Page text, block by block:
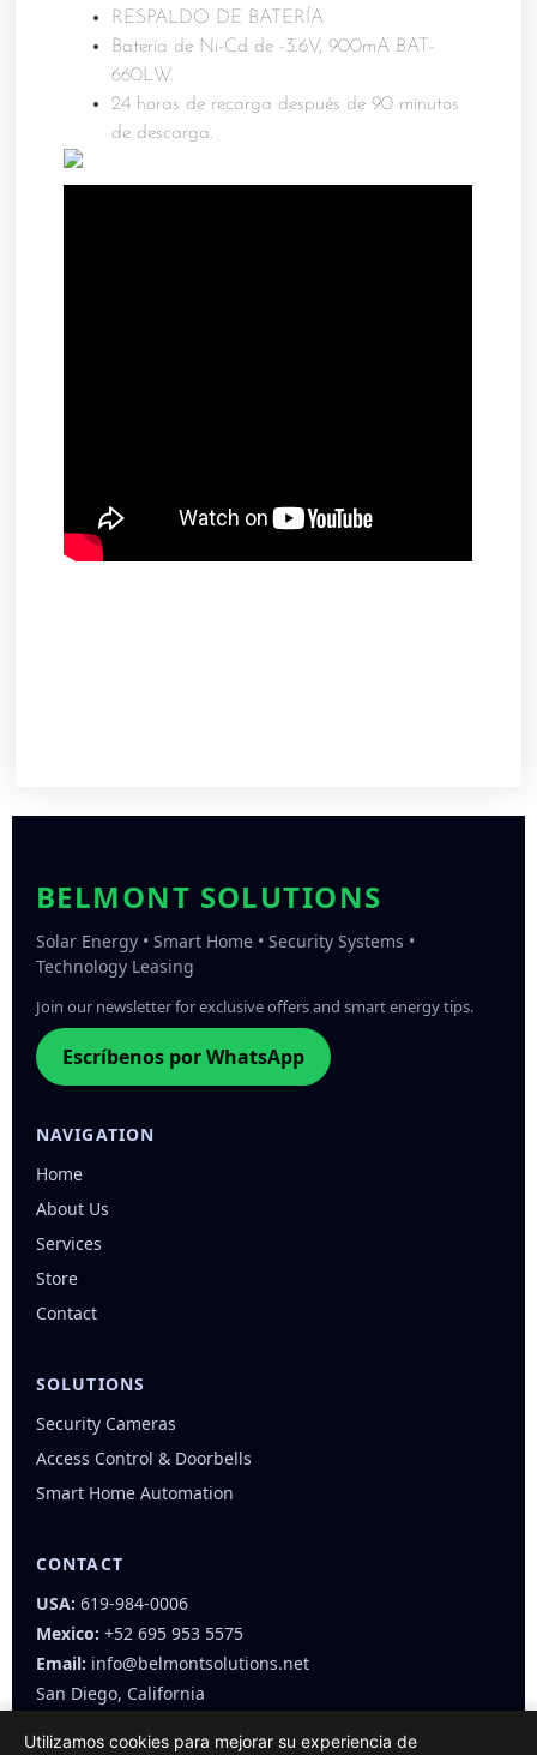
RESPALDO DE BATERÍA
Batería de Ni-Cd de -3.6V, 900mA BAT-
660LW.
24 horas de recarga después de 90 minutos
de descarga.
BELMONT SOLUTIONS
Solar Energy • Smart Home • Security Systems •
Technology Leasing
Join our newsletter for exclusive offers and smart energy tips.
Escríbenos por WhatsApp
NAVIGATION
Home
About Us
Services
Store
Contact
SOLUTIONS
Security Cameras
Access Control & Doorbells
Smart Home Automation
CONTACT
USA: 619-984-0006
Mexico: +52 695 953 5575
Email: info@belmontsolutions.net
San Diego, California
Utilizamos cookies para mejorar su experiencia de